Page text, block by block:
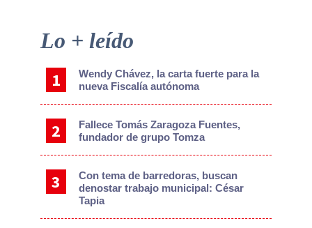
Primary
Sidebar
Lo + leído
Wendy Chávez, la carta fuerte para la
nueva Fiscalía autónoma
Fallece Tomás Zaragoza Fuentes,
fundador de grupo Tomza
Con tema de barredoras, buscan
denostar trabajo municipal: César
Tapia